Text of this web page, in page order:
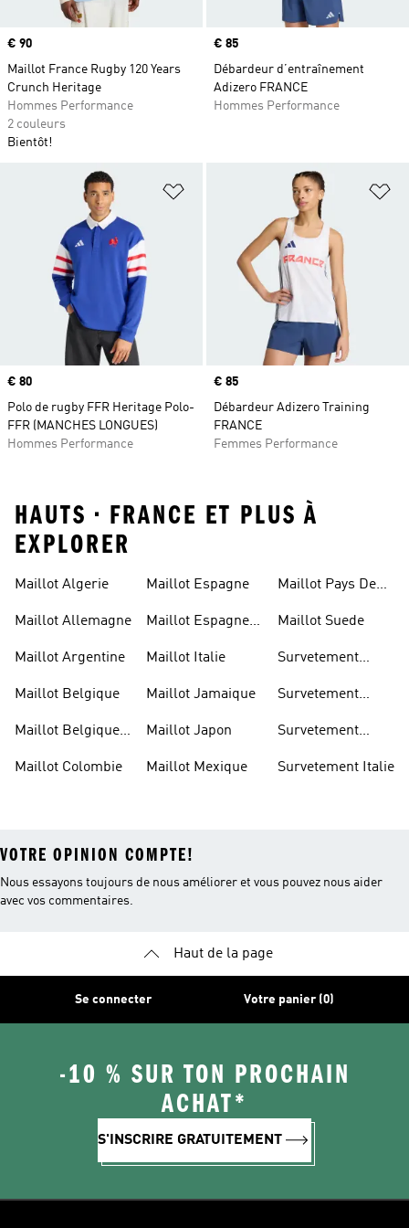
Prix
€ 90
Maillot France Rugby 120 Years
Crunch Heritage
Hommes Performance
2 couleurs
Bientôt!
Prix
€ 85
Débardeur d’entraînement
Adizero FRANCE
Hommes Performance
Ajouter à la Liste de produits
Prix
€ 80
Polo de rugby FFR Heritage Polo-
FFR (MANCHES LONGUES)
Hommes Performance
Prix
€ 85
Débardeur Adizero Training
FRANCE
Femmes Performance
HAUTS • FRANCE ET PLUS À
EXPLORER
Maillot Algerie
Maillot Allemagne
Maillot Argentine
Maillot Belgique
Maillot Belgique
Maillot Colombie
Maillot Espagne
Maillot Espagne
Maillot Italie
Maillot Jamaique
Maillot Japon
Maillot Mexique
Maillot Pays De
Maillot Suede
Survetement
Survetement
Survetement
Survetement Italie
VOTRE OPINION COMPTE!
Nous essayons toujours de nous améliorer et vous pouvez nous aider
avec vos commentaires.
Haut de la page
Se connecter Votre panier (0)
-10 % SUR TON PROCHAIN
ACHAT*
S'INSCRIRE GRATUITEMENT